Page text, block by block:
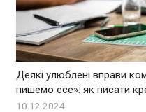
Деякі улюблені вправи
пишемо есе»: як писати
10.12.2024